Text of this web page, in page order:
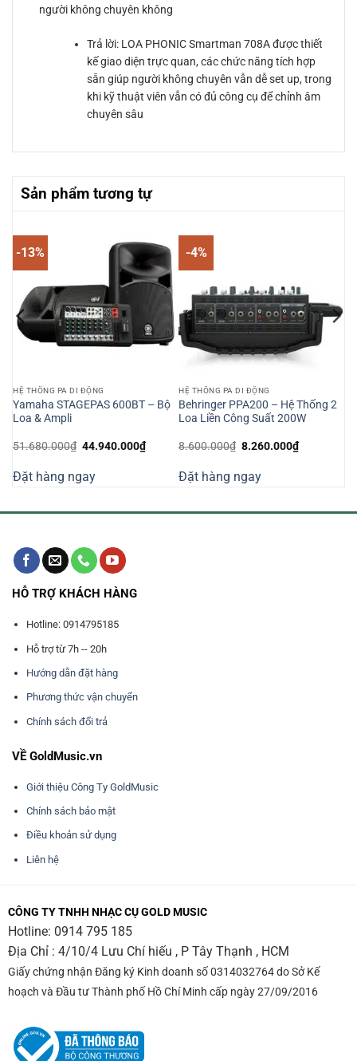
người không chuyên không
Trả lời: LOA PHONIC Smartman 708A được thiết
kế giao diện trực quan, các chức năng tích hợp
sẵn giúp người không chuyên vẫn dễ set up, trong
khi kỹ thuật viên vẫn có đủ công cụ để chỉnh âm
chuyên sâu
Sản phẩm tương tự
-13%
HỆ THỐNG PA DI ĐỘNG
Yamaha STAGEPAS 600BT – Bộ
Loa & Ampli
51.680.000₫ Giá
51.680.000₫.
44.940.000₫Giá
hiện
44.940.000₫.
Đặt hàng ngay
-4%
HỆ THỐNG PA DI ĐỘNG
Behringer PPA200 – Hệ Thống 2
Loa Liền Công Suất 200W
8.600.000₫ Giá
8.600.000₫.
8.260.000₫Giá
hiện
Đặt hàng ngay
HỖ TRỢ KHÁCH HÀNG
Hotline: 0914795185
Hỗ trợ từ 7h -- 20h
Hướng dẫn đặt hàng
Phương thức vận chuyển
Chính sách đổi trả
VỀ GoldMusic.vn
Giới thiệu Công Ty GoldMusic
Chính sách bảo mật
Điều khoản sử dụng
Liên hệ
CÔNG TY TNHH NHẠC CỤ GOLD MUSIC
Hotline: 0914 795 185
Địa Chỉ : 4/10/4 Lưu Chí hiếu , P Tây Thạnh , HCM
Giấy chứng nhận Đăng ký Kinh doanh số 0314032764 do Sở Kế
hoạch và Đầu tư Thành phố Hồ Chí Minh cấp ngày 27/09/2016